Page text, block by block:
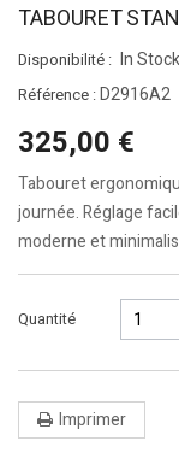
TABOURET
Disponibilité : In Stock
Référence :D2916A2
325,00 €
Tabouret
journée. Réglage
moderne et
Quantité
Imprimer